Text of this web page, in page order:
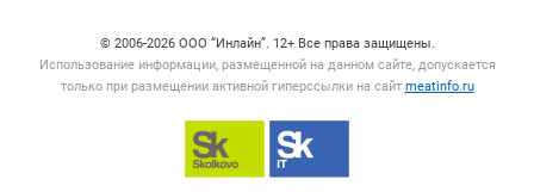
© 2006‑2026 ООО “Инлайн”. 12+ Все права защищены.
Использование информации, размещенной на данном сайте, допускается
только при размещении активной гиперссылки на сайт meatinfo.ru